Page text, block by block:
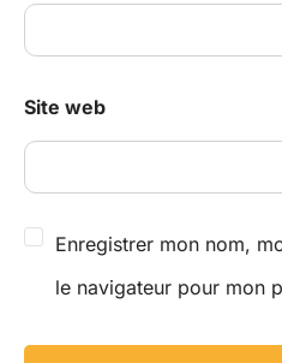
Site web
Enregistrer mon nom,
le navigateur pour mon